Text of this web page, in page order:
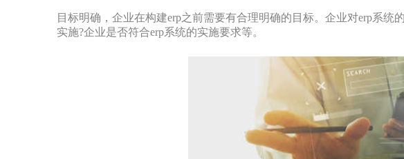
目标明确，企业在构建erp之前需要有合理明确的目标。企业对erp系
实施?企业是否符合erp系统的实施要求等。